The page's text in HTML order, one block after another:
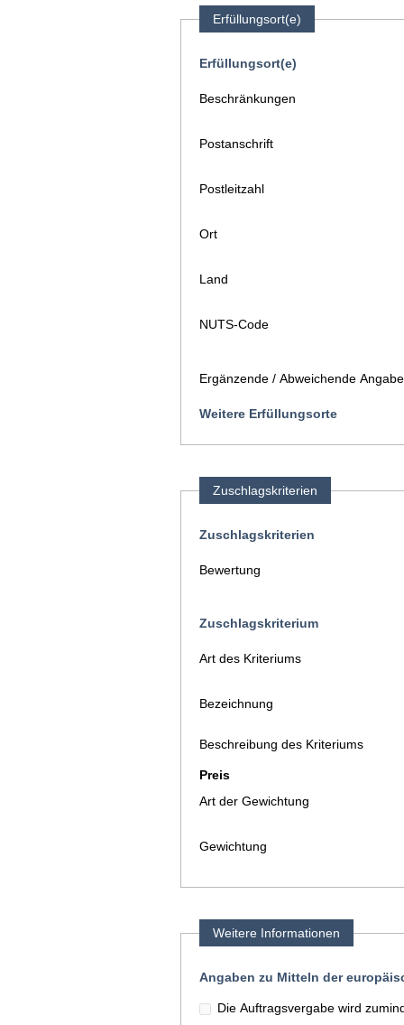
Erfüllungsort(e)
Erfüllungsort(e)
Beschränkungen
Postanschrift
Postleitzahl
Ort
Land
NUTS-Code
Ergänzende / Abweichende
Weitere Erfüllungsorte
Zuschlagskriterien
Zuschlagskriterien
Bewertung
Zuschlagskriterium
Art des Kriteriums
Bezeichnung
Beschreibung des Kriteriums
Preis
Art der Gewichtung
Gewichtung
Weitere Informationen
Angaben zu Mitteln der
Die Auftragsvergabe wird